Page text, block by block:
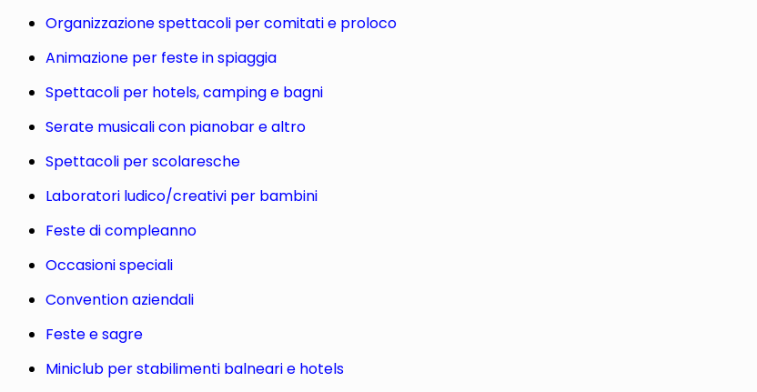
Organizzazione spettacoli per comitati e proloco
Animazione per feste in spiaggia
Spettacoli per hotels, camping e bagni
Serate musicali con pianobar e altro
Spettacoli per scolaresche
Laboratori ludico/creativi per bambini
Feste di compleanno
Occasioni speciali
Convention aziendali
Feste e sagre
Miniclub per stabilimenti balneari e hotels